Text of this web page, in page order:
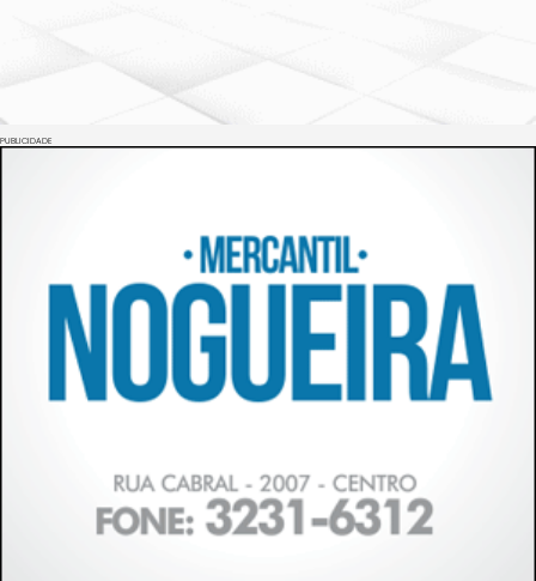
PUBLICIDADE